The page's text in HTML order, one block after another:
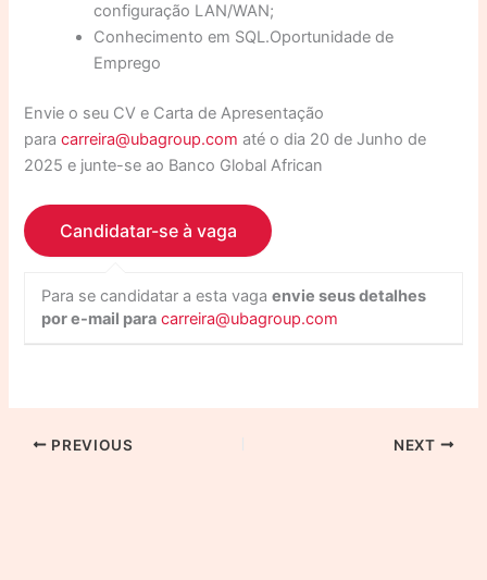
configuração LAN/WAN;
Conhecimento em SQL.Oportunidade de
Emprego
Envie o seu CV e Carta de Apresentação
paracarreira@ubagroup.com até o dia 20 de Junho de
2025 e junte-se ao Banco Global African
Para se candidatar a esta vagaenvie seus detalhes
por e-mail para carreira@ubagroup.com
PREVIOUS NEXT